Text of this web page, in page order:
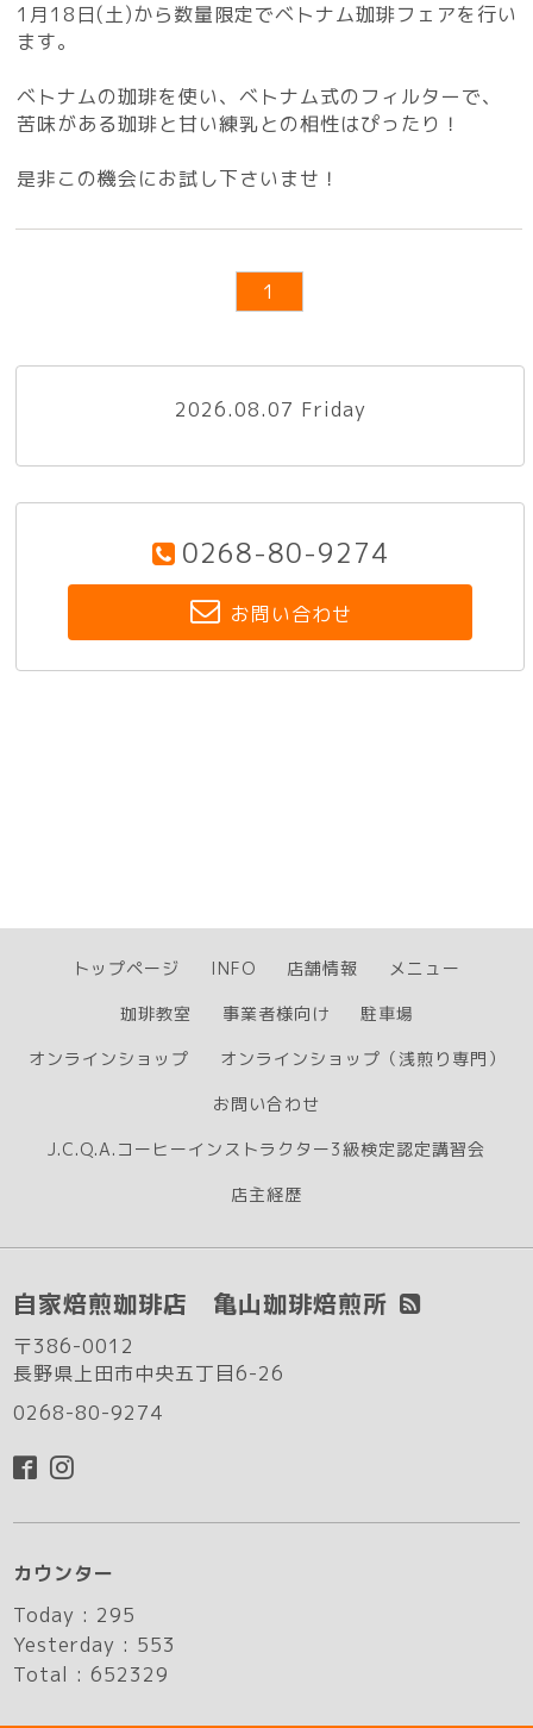
1月18日(土)から数量限定でベトナム珈琲フェアを行い
ます。
ベトナムの珈琲を使い、ベトナム式のフィルターで、
苦味がある珈琲と甘い練乳との相性はぴったり！
是非この機会にお試し下さいませ！
1
2026.08.07 Friday
0268-80-9274
お問い合わせ
トップページ INFO 店舗情報
メニュー
珈琲教室
事業者様向け
駐車場
オンラインショップ
オンラインショップ（浅煎り専門）
お問い合わせ
J.C.Q.A.コーヒーインストラクター3級検定認定講習会
店主経歴
自家焙煎珈琲店 亀山珈琲焙煎所
〒386-0012
長野県上田市中央五丁目6-26
0268-80-9274
カウンター
Today : 295
Yesterday : 553
Total :652329